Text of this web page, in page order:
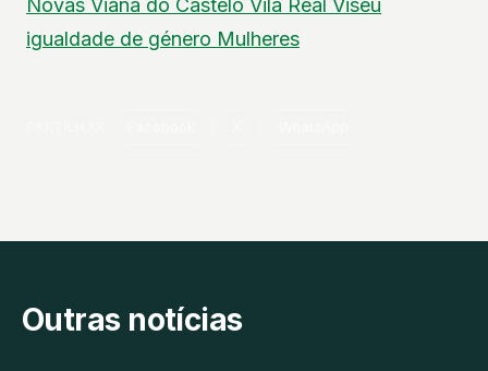
Novas Viana do Castelo Vila Real Viseu
igualdade de género Mulheres
Outras notícias